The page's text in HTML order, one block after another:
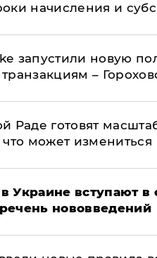
начисления и
запустили новую
–
Раде готовят
может измениться
в Украине вступают
нововведений